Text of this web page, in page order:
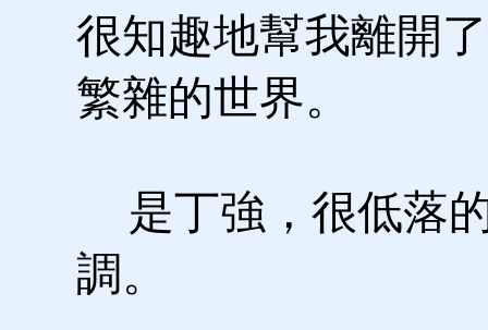
很知趣地幫我離開
繁雜的世界。
是丁強，很低落
調。